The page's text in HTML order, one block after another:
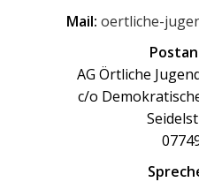
Mail: oertliche-
AG Örtliche
c/o